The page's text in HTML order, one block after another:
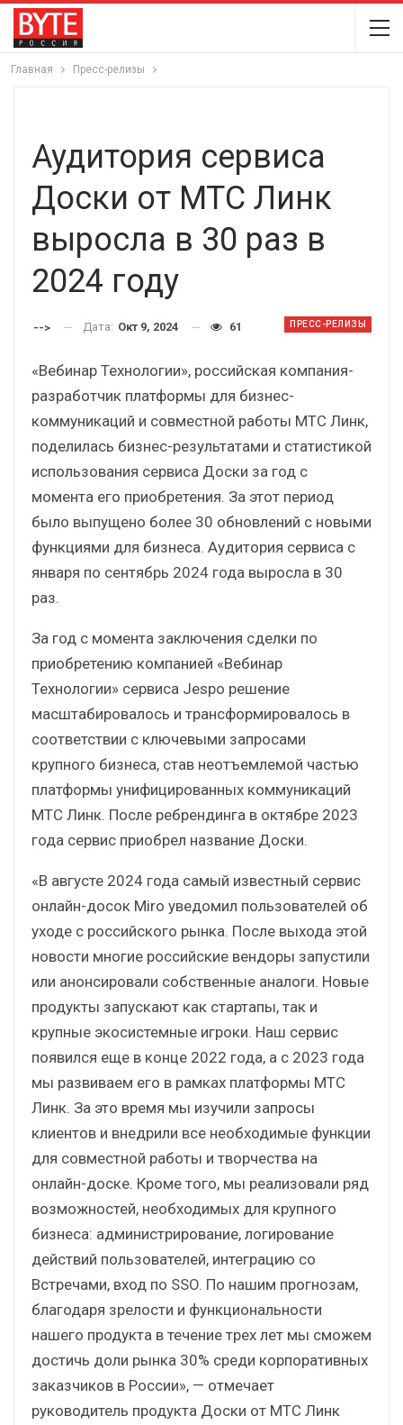
Главная Пресс-релизы
Аудитория сервиса
Доски от МТС Линк
выросла в 30 раз в
2024 году
ПРЕСС-РЕЛИЗЫ
--> Дата: Окт 9, 2024 61
«Вебинар Технологии», российская компания-
разработчик платформы для бизнес-
коммуникаций и совместной работы МТС Линк,
поделилась бизнес-результатами и статистикой
использования сервиса Доски за год с
момента его приобретения. За этот период
было выпущено более 30 обновлений с новыми
функциями для бизнеса. Аудитория сервиса с
января по сентябрь 2024 года выросла в 30
раз.
За год с момента заключения сделки по
приобретению компанией «Вебинар
Технологии» сервиса Jespo решение
масштабировалось и трансформировалось в
соответствии с ключевыми запросами
крупного бизнеса, став неотъемлемой частью
платформы унифицированных коммуникаций
МТС Линк. После ребрендинга в октябре 2023
года сервис приобрел название Доски.
«В августе 2024 года самый известный сервис
онлайн-досок Miro уведомил пользователей об
уходе с российского рынка. После выхода этой
новости многие российские вендоры запустили
или анонсировали собственные аналоги. Новые
продукты запускают как стартапы, так и
крупные экосистемные игроки. Наш сервис
появился еще в конце 2022 года, а с 2023 года
мы развиваем его в рамках платформы МТС
Линк. За это время мы изучили запросы
клиентов и внедрили все необходимые функции
для совместной работы и творчества на
онлайн-доске. Кроме того, мы реализовали ряд
возможностей, необходимых для крупного
бизнеса: администрирование, логирование
действий пользователей, интеграцию со
Встречами, вход по SSO. По нашим прогнозам,
благодаря зрелости и функциональности
нашего продукта в течение трех лет мы сможем
достичь доли рынка 30% среди корпоративных
заказчиков в России», — отмечает
руководитель продукта Доски от МТС Линк